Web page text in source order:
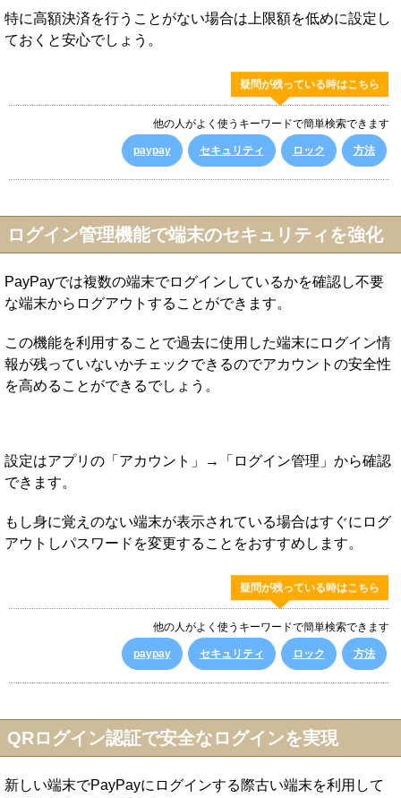
特に高額決済を行うことがない場合は上限額を低めに設定し
ておくと安心でしょう。
疑問が残っている時はこちら
他の人がよく使うキーワードで簡単検索できます
paypay セキュリティ ロック 方法
ログイン管理機能で端末のセキュリティを強化
PayPayでは複数の端末でログインしているかを確認し不要
な端末からログアウトすることができます。
この機能を利用することで過去に使用した端末にログイン情
報が残っていないかチェックできるのでアカウントの安全性
を高めることができるでしょう。
設定はアプリの「アカウント」→「ログイン管理」から確認
できます。
もし身に覚えのない端末が表示されている場合はすぐにログ
アウトしパスワードを変更することをおすすめします。
疑問が残っている時はこちら
他の人がよく使うキーワードで簡単検索できます
paypay セキュリティ ロック 方法
QRログイン認証で安全なログインを実現
新しい端末でPayPayにログインする際古い端末を利用して